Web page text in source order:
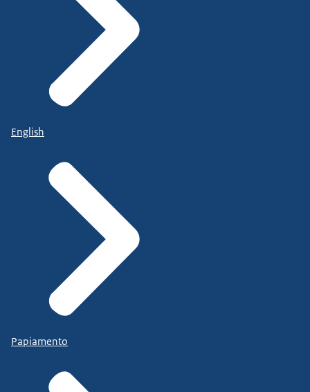
English
Papiamento